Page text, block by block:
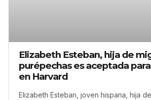
Elizabeth Esteban, hija de
purépechas es aceptada
en Harvard
Elizabeth Esteban, joven hispana, hija